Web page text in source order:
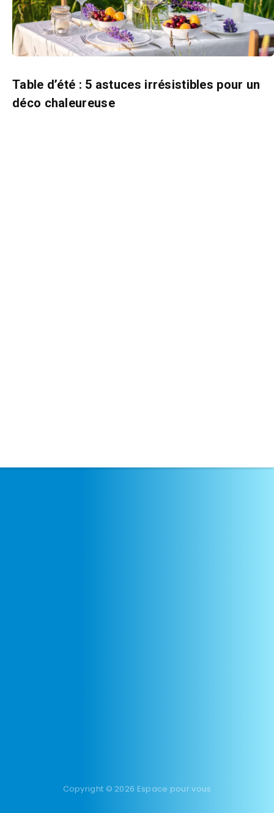
Table d’été : 5 astuces irrésistibles pour un
déco chaleureuse
Copyright © 2026 Espace pour vous